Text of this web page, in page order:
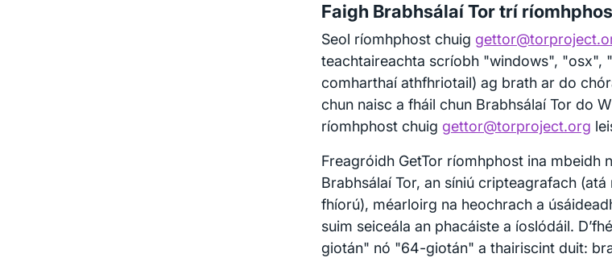
Faigh Brabhsálaí Tor trí
Seol ríomhphost chuig
teachtaireachta scríobh "windows", "osx",
comharthaí athfhriotail) ag brath ar do
chun naisc a fháil chun Brabhsálaí Tor do
ríomhphost chuig gettor@torproject.org
Freagróidh GetTor ríomhphost ina mbeidh
Brabhsálaí Tor, an síniú cripteagrafach
fhíorú), méarloirg na heochrach a
suim seiceála an phacáiste a íoslódáil.
giotán" nó "64-giotán" a thairiscint duit: